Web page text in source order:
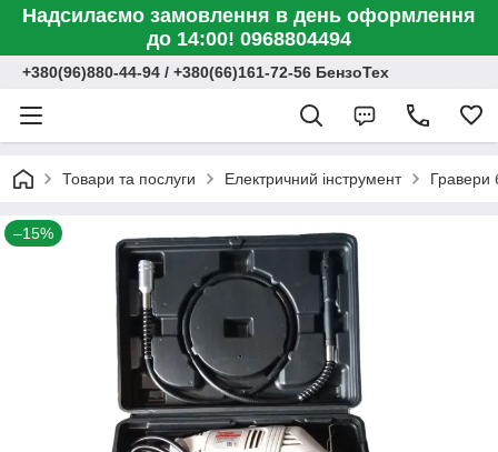
Надсилаємо замовлення в день оформлення
до 14:00! 0968804494
+380(96)880-44-94 / +380(66)161-72-56 БензоТех
Товари та послуги Електричний інструмент
–15%